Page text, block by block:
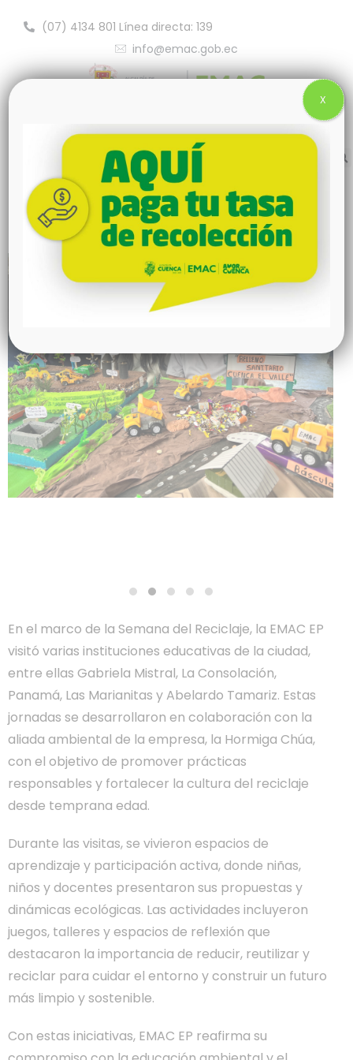
info@emac.gob.ec
(07) 4134 801 Línea directa: 139
EMAC EP celebra la Semana del
Reciclaje junto a instituciones
educativas de Cuenca
En el marco de la Semana del Reciclaje, la EMAC EP
visitó varias instituciones educativas de la ciudad,
entre ellas Gabriela Mistral, La Consolación,
Panamá, Las Marianitas y Abelardo Tamariz. Estas
jornadas se desarrollaron en colaboración con la
aliada ambiental de la empresa, la Hormiga Chúa,
con el objetivo de promover prácticas
responsables y fortalecer la cultura del reciclaje
desde temprana edad.
Durante las visitas, se vivieron espacios de
aprendizaje y participación activa, donde niñas,
niños y docentes presentaron sus propuestas y
dinámicas ecológicas. Las actividades incluyeron
juegos, talleres y espacios de reflexión que
destacaron la importancia de reducir, reutilizar y
reciclar para cuidar el entorno y construir un futuro
más limpio y sostenible.
Con estas iniciativas, EMAC EP reafirma su
X